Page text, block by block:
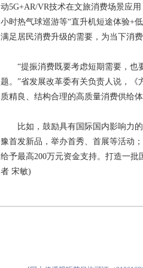
动5G+AR/VR技术在文旅消费场景应
小时热气球巡游等“直升机短途体验+
满足居民消费升级的需要，为当下消
“提振消费既要考虑短期需要，也
题。”省发展改革委有关负责人说，
质精良、结构合理的高质量消费供给体
比如，鼓励具有国际国内影响力的
豫首发新品，举办首秀、首展等活动
给予最高200万元资金支持。打造一
者 宋敏)